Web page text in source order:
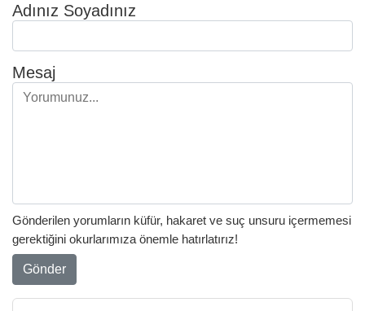
Adınız Soyadınız
Mesaj
Gönderilen yorumların küfür, hakaret ve suç unsuru içermemesi
gerektiğini okurlarımıza önemle hatırlatırız!
Gönder